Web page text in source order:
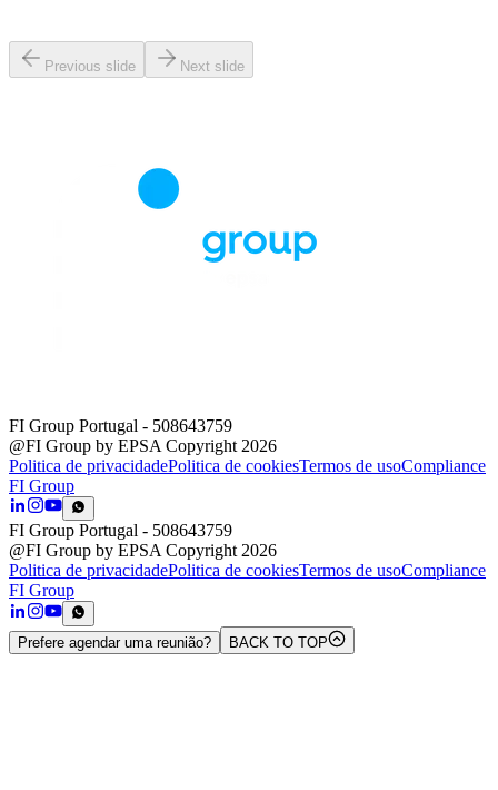
Previous slide Next slide
FI Group Portugal - 508643759
@FI Group by EPSA Copyright 2026
Politica de privacidadePolitica de cookiesTermos de usoCompliance
FI Group
FI Group Portugal - 508643759
@FI Group by EPSA Copyright 2026
Politica de privacidadePolitica de cookiesTermos de usoCompliance
FI Group
Prefere agendar uma reunião? BACK TO TOP